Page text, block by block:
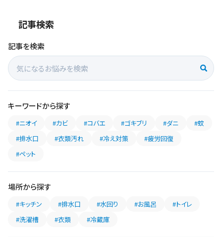
記事検索
記事を検索
キーワードから探す
#ニオイ #カビ #コバエ #ゴキブリ #ダニ
#蚊
#排水口
#衣類汚れ #冷え対策
#疲労回復
#ペット
場所から探す
#キッチン #排水口 #水回り #お風呂
#トイレ
#洗濯槽
#衣類 #冷蔵庫